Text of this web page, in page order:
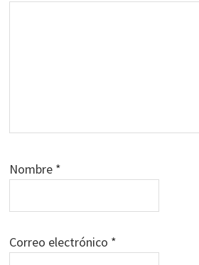
Nombre *
Correo electrónico *